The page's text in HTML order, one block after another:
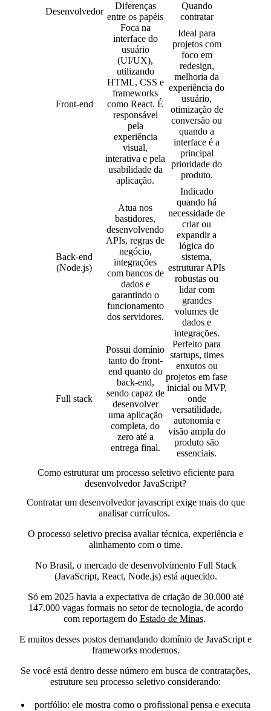
Desenvolvedor
Diferenças
entre os papéis
Quando
contratar
Front-end
Foca na
interface do
usuário
(UI/UX),
utilizando
HTML, CSS e
frameworks
como React. É
responsável
pela
experiência
visual,
interativa e pela
usabilidade da
aplicação.
Ideal para
projetos com
foco em
redesign,
melhoria da
experiência do
usuário,
otimização de
conversão ou
quando a
interface é a
principal
prioridade do
produto.
Back-end
(Node.js)
Atua nos
bastidores,
desenvolvendo
APIs, regras de
negócio,
integrações
com bancos de
dados e
garantindo o
funcionamento
dos servidores.
Indicado
quando há
necessidade de
criar ou
expandir a
lógica do
sistema,
estruturar APIs
robustas ou
lidar com
grandes
volumes de
dados e
integrações.
Full stack
Possui domínio
tanto do front-
end quanto do
back-end,
sendo capaz de
desenvolver
uma aplicação
completa, do
zero até a
entrega final.
Perfeito para
startups, times
enxutos ou
projetos em fase
inicial ou MVP,
onde
versatilidade,
autonomia e
visão ampla do
produto são
essenciais.
Como estruturar um processo seletivo eficiente para
desenvolvedor JavaScript?
Contratar um desenvolvedor javascript exige mais do que
analisar currículos.
O processo seletivo precisa avaliar técnica, experiência e
alinhamento com o time.
No Brasil, o mercado de desenvolvimento Full Stack
(JavaScript, React, Node.js) está aquecido.
Só em 2025 havia a expectativa de criação de 30.000 até
147.000 vagas formais no setor de tecnologia, de acordo
com reportagem do Estado de Minas.
E muitos desses postos demandando domínio de JavaScript e
frameworks modernos.
Se você está dentro desse número em busca de contratações,
estruture seu processo seletivo considerando:
portfólio: ele mostra como o profissional pensa e executa